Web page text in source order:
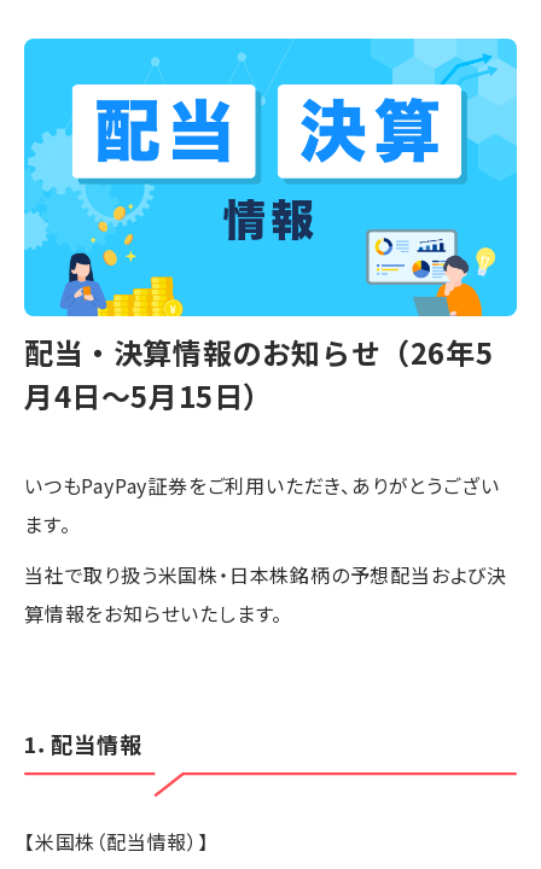
配当・決算情報のお知らせ（26年5
月4日〜5月15日）
いつもPayPay証券をご利用いただき、ありがとうござい
ます。
当社で取り扱う米国株・日本株銘柄の予想配当および決
算情報をお知らせいたします。
1．配当情報
【米国株（配当情報）】